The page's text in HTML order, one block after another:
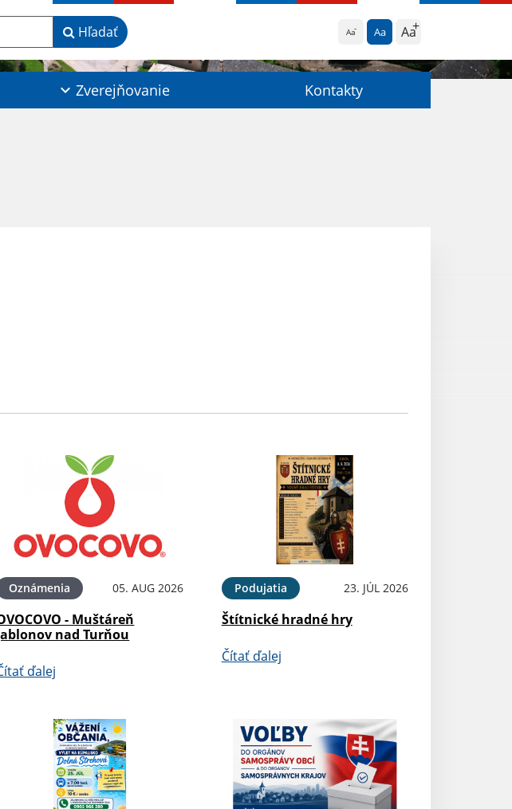
Aa Aa Aa
Hľadať
Zverejňovanie Kontakty
Oznámenia 05. AUG 2026
- Muštáreň
nad Turňou
ďalej
Podujatia 23. JÚL 2026
Štítnické hradné hry
Čítať ďalej